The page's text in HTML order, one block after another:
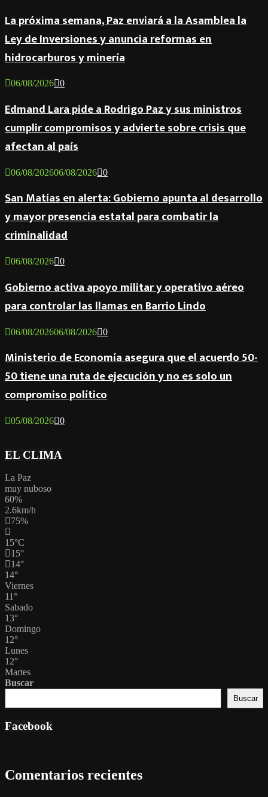
La próxima semana, Paz enviará a la Asamblea la
Ley de Inversiones y anuncia reformas en
hidrocarburos y minería
06/08/2026 0
Edmand Lara pide a Rodrigo Paz y sus ministros
cumplir compromisos y advierte sobre crisis que
afectan al país
06/08/202606/08/2026 0
San Matías en alerta: Gobierno apunta al desarrollo
y mayor presencia estatal para combatir la
criminalidad
06/08/2026 0
Gobierno activa apoyo militar y operativo aéreo
para controlar las llamas en Barrio Lindo
06/08/202606/08/2026 0
Ministerio de Economía asegura que el acuerdo 50-
50 tiene una ruta de ejecución y no es solo un
compromiso político
05/08/2026 0
EL CLIMA
La Paz
muy nuboso
60%
2.6km/h
75%
15°C
15°
14°
14°
Viernes
11°
Sabado
13°
Domingo
12°
Lunes
12°
Martes
Buscar
Buscar
Facebook
Comentarios recientes